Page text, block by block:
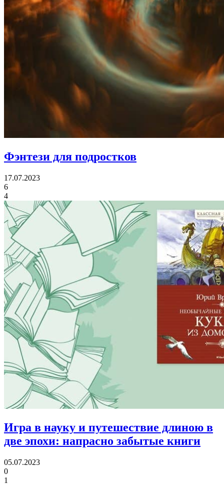
Фэнтези для подростков
17.07.2023
6
4
Игра в науку и путешествие длиною в
две эпохи: напрасно забытые книги
05.07.2023
0
1